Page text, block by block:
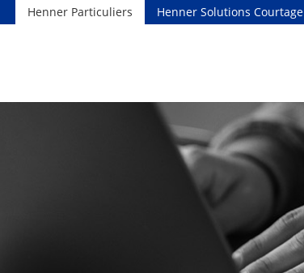
Henner Particuliers Henner Solutions Courtage